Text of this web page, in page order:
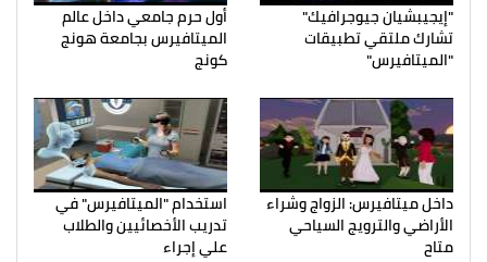
"إيجيبشيان جيوجرافيك"
تشارك ملتقي تطبيقات
"الميتافيرس"
أول حرم جامعي داخل عالم
الميتافيرس بجامعة هونج
كونج
داخل ميتافيرس: الزواج وشراء
الأراضي والترويج السياحي
متاح
استخدام "الميتافيرس" في
تدريب الأخصائيين والطلاب
علي إجراء